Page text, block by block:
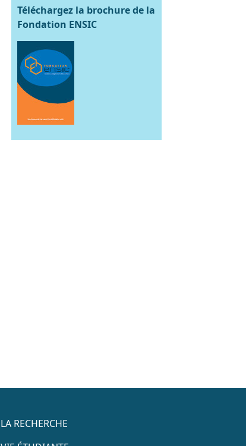
Téléchargez la brochure de la
Fondation ENSIC
Menu accès rapide
LA RECHERCHE